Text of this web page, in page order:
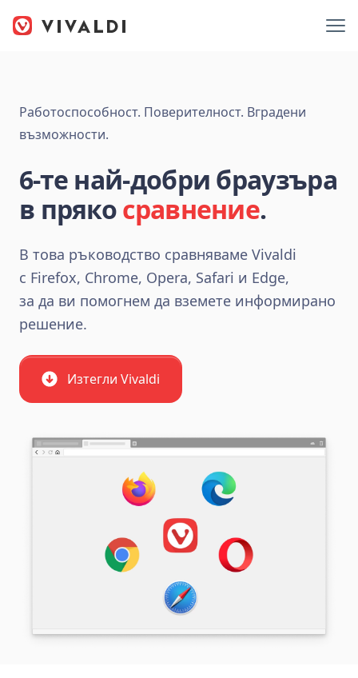
Работоспособност. Поверителност. Вградени
възможности.
6-те най‑добри браузъра
в прякосравнение.
В това ръководство сравняваме Vivaldi
с Firefox, Chrome, Opera, Safari и Edge,
за да ви помогнем да вземете информирано
решение.
Изтегли Vivaldi